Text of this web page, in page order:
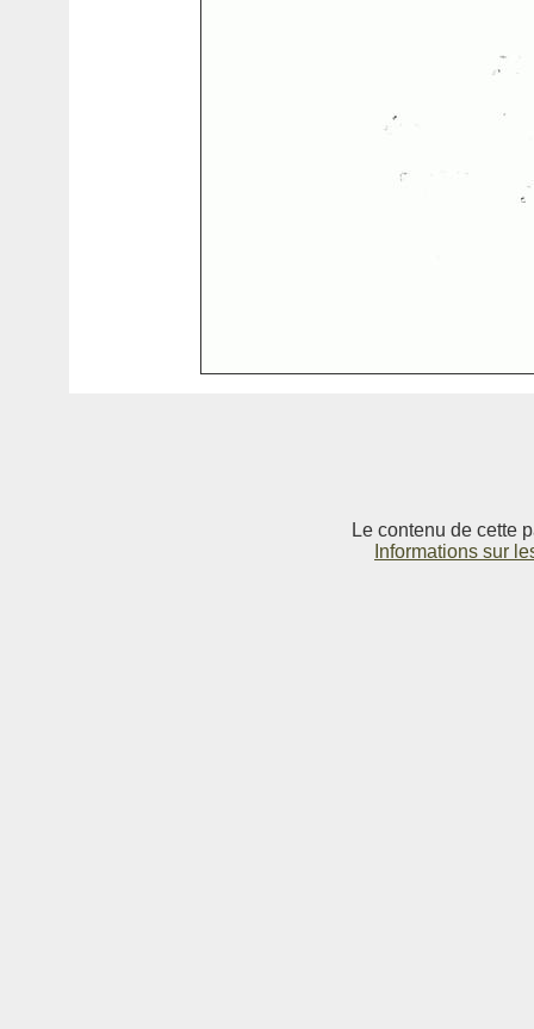
Le contenu de cette
Informations sur